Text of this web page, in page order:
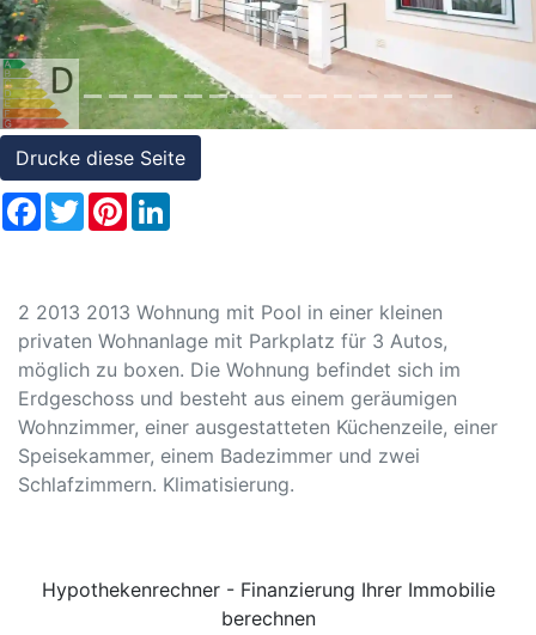
Referenzen
Immobilien
und
Steuerrecht
Drucke diese Seite
Facebook
TwitterPinterest
2 2013 2013 Wohnung mit Pool in einer kleinen
privaten Wohnanlage mit Parkplatz für 3 Autos,
möglich zu boxen. Die Wohnung befindet sich im
Erdgeschoss und besteht aus einem geräumigen
Wohnzimmer, einer ausgestatteten Küchenzeile, einer
Speisekammer, einem Badezimmer und zwei
Schlafzimmern. Klimatisierung.
Hypothekenrechner - Finanzierung Ihrer Immobilie
berechnen